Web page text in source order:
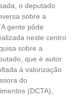
o deputado
sobre a
gente pôde
neste centro
sobre a
que é autor
à valorização
do
(DCTA),